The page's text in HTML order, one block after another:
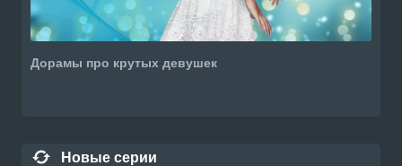
Дорамы про крутых девушек
Новые серии